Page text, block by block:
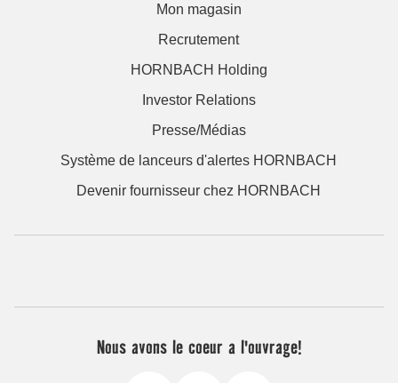
Mon magasin
Recrutement
HORNBACH Holding
Investor Relations
Presse/Médias
Système de lanceurs d'alertes HORNBACH
Devenir fournisseur chez HORNBACH
Nous avons le coeur a l'ouvrage!